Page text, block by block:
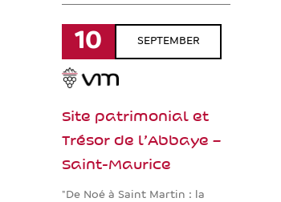
10 SEPTEMBER
Site patrimonial et
Trésor de l’Abbaye –
Saint-Maurice
"De Noé à Saint Martin : la